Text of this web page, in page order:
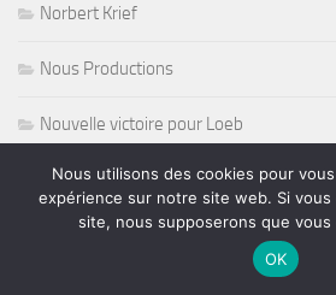
Norbert Krief
Nous Productions
Nouvelle victoire pour Loeb
olympic games paris 2024
opera
Nous utilisons des cookies pour
expérience sur notre site web. Si
site, nous supposerons que
OK